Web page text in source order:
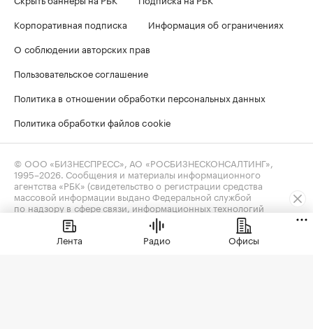
Корпоративная подписка
Информация об ограничениях
О соблюдении авторских прав
Пользовательское соглашение
Политика в отношении обработки персональных данных
Политика обработки файлов cookie
© ООО «БИЗНЕСПРЕСС», АО «РОСБИЗНЕСКОНСАЛТИНГ»,
1995–2026. Сообщения и материалы информационного
агентства «РБК» (свидетельство о регистрации средства
массовой информации выдано Федеральной службой
по надзору в сфере связи, информационных технологий
и массовых коммуникаций (Роскомнадзор) 09.12.2015
за номером ИА №ФС77-63848) и сетевого издания «РБК»
(свидетельство о регистрации средства массовой информации
Лента Радио Офисы